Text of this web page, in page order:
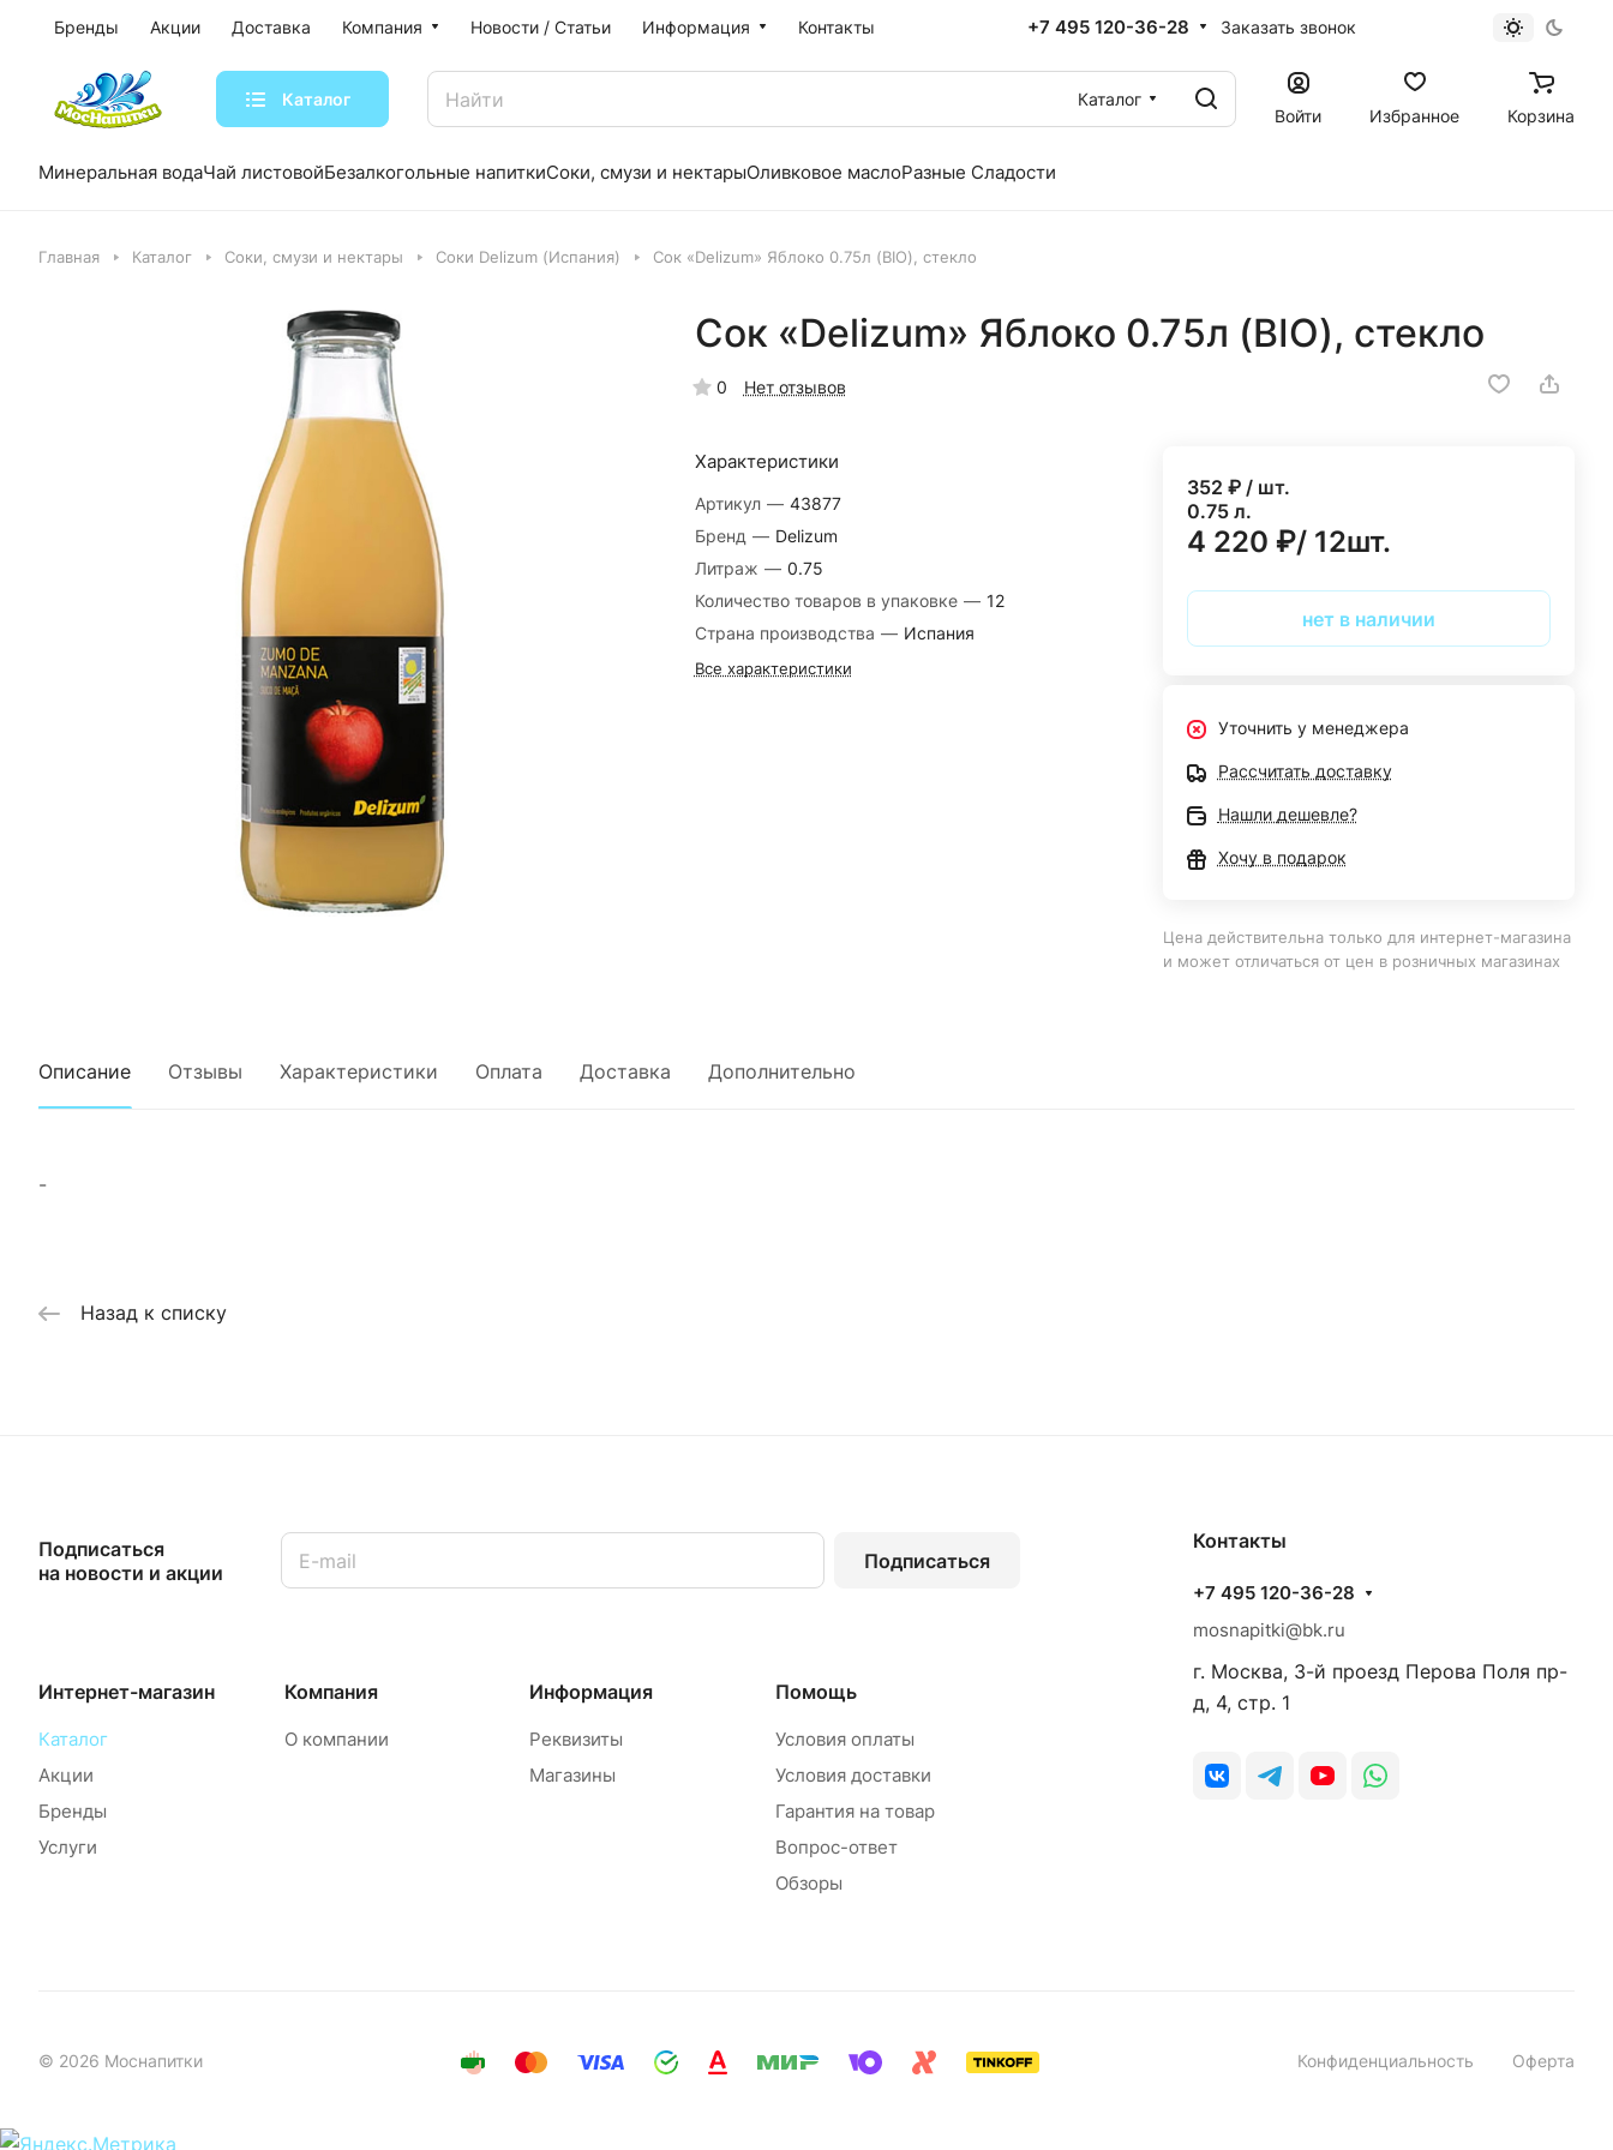
Бренды Акции Доставка Компания Новости / Статьи Информация Контакты +7 495 120-36-28 Заказать звонок
Каталог
Каталог
Войти
Избранное Корзина
Минеральная водаЧай листовойБезалкогольные напиткиСоки, смузи и нектарыОливковое маслоРазные Сладости
Главная Каталог Соки, смузи и нектары Соки Delizum (Испания) Сок «Delizum» Яблоко 0.75л (BIO), стекло
Сок «Delizum» Яблоко 0.75л (BIO), стекло
0 Нет отзывов
Характеристики
Артикул — 43877
Бренд — Delizum
Литраж — 0.75
Количество товаров в упаковке — 12
Страна производства — Испания
Все характеристики
352 ₽ / шт.
0.75 л.
4 220 ₽/ 12шт.
нет в наличии
Уточнить у менеджера
Рассчитать доставку
Нашли дешевле?
Хочу в подарок
Цена действительна только для интернет-магазина
и может отличаться от цен в розничных магазинах
Описание Отзывы Характеристики Оплата Доставка Дополнительно
-
Назад к списку
Подписаться
на новости и акции
Подписаться
Интернет-магазин
Каталог
Акции
Бренды
Услуги
Компания
О компании
Информация
Реквизиты
Магазины
Помощь
Условия оплаты
Условия доставки
Гарантия на товар
Вопрос-ответ
Обзоры
Контакты
+7 495 120-36-28
mosnapitki@bk.ru
г. Москва, 3-й проезд Перова Поля пр-
д, 4, стр. 1
© 2026 Моснапитки Конфиденциальность Оферта